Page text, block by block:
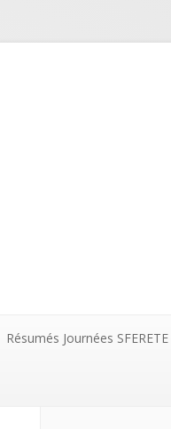
Résumés Journées SFERETE